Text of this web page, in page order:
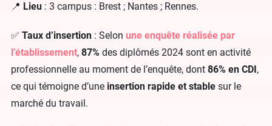
📍 Lieu : 3 campus : Brest ; Nantes ; Rennes.
✅ Taux d’insertion : Selon une enquête réalisée par
l’établissement, 87% des diplômés 2024 sont en activité
professionnelle au moment de l’enquête, dont 86% en CDI,
ce qui témoigne d’une insertion rapide et stable sur le
marché du travail.